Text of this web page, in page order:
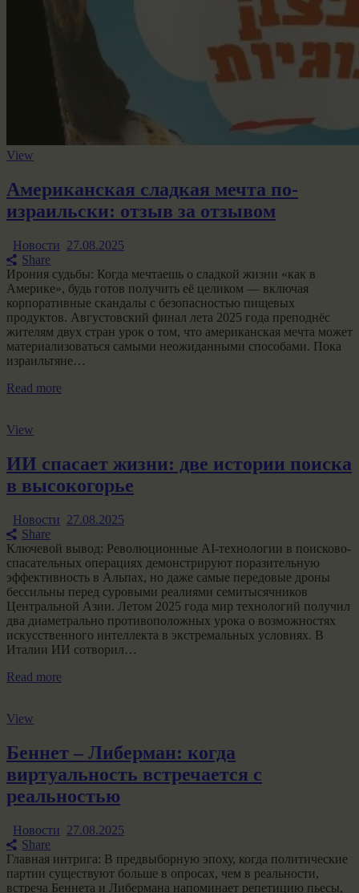
View
Американская сладкая мечта по-
израильски: отзыв за отзывом
Новости 27.08.2025
Share
Ирония судьбы: Когда мечтаешь о сладкой жизни «как в
Америке», будь готов получить её целиком — включая
корпоративные скандалы с безопасностью пищевых
продуктов. Августовский финал лета 2025 года преподнёс
жителям двух стран урок о том, что американская мечта может
материализоваться самыми неожиданными способами. Пока
израильтяне…
Read more
View
ИИ спасает жизни: две истории поиска
в высокогорье
Новости 27.08.2025
Share
Ключевой вывод: Революционные AI-технологии в поисково-
спасательных операциях демонстрируют поразительную
эффективность в Альпах, но даже самые передовые дроны
бессильны перед суровыми реалиями семитысячников
Центральной Азии. Летом 2025 года мир технологий получил
два диаметрально противоположных урока о возможностях
искусственного интеллекта в экстремальных условиях. В
Италии ИИ сотворил…
Read more
View
Беннет – Либерман: когда
виртуальность встречается с
реальностью
Новости 27.08.2025
Share
Главная интрига: В предвыборную эпоху, когда политические
партии существуют больше в опросах, чем в реальности,
встреча Беннета и Либермана напоминает репетицию пьесы,